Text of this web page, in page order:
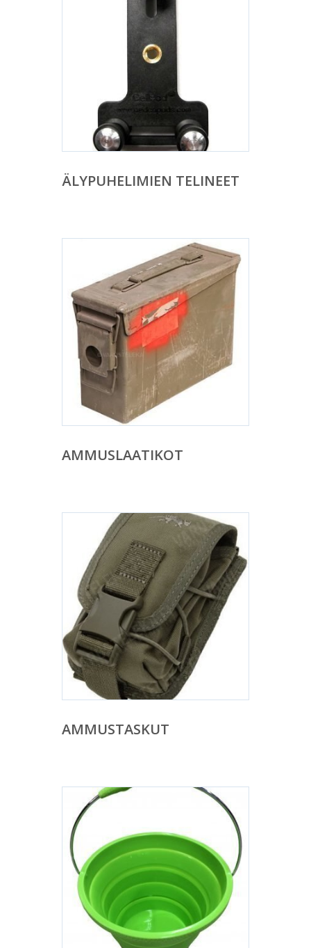
ÄLYPUHELIMIEN TELINEET
AMMUSLAATIKOT
AMMUSTASKUT